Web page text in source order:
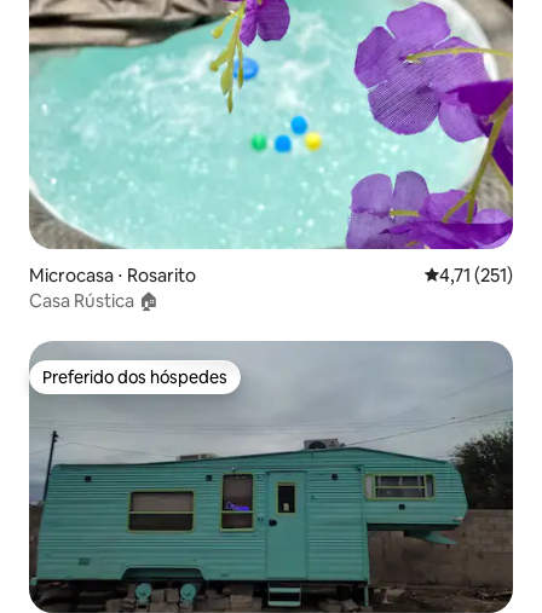
Microcasa ⋅ Rosarito 4,71 de uma
4,71 (251)
Casa Rústica 🏠
Preferido dos hóspedes
Preferido dos hóspedes